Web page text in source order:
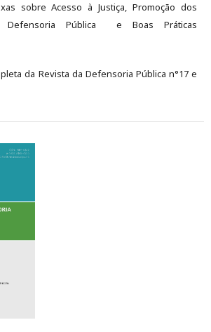
sobre Acesso à Justiça, Promoção dos
Defensoria Pública e Boas Práticas
da Revista da Defensoria Pública n°17 e